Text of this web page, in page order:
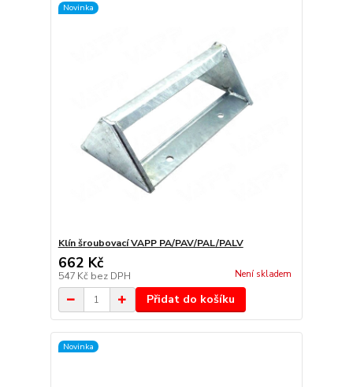
Novinka
Klín šroubovací VAPP PA/PAV/PAL/PALV
662 Kč
547 Kč bez DPH Není skladem
Přidat do košíku
Novinka